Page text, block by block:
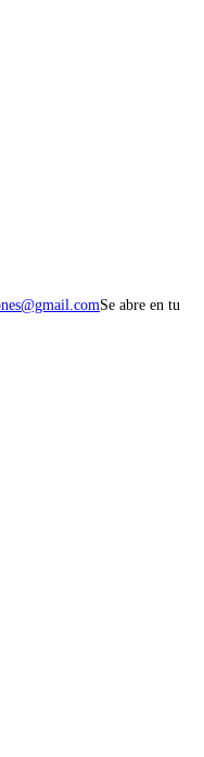
Se abre en tu